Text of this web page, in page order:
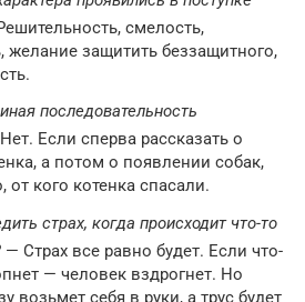
смелость,
желание защитить беззащитного,
последовательность
Если сперва рассказать о
а потом о появлении собак,
от кого котенка спасали.
страх, когда происходит что-то
— Страх все равно будет. Если что-
— человек вздрогнет. Но
возьмет себя в руки, а трус будет